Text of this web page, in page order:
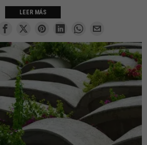
LEER MÁS